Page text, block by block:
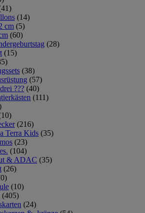
(14)
cm (5)
(60)
(28)
(15)
(38)
(57)
??? (40)
(111)
(216)
Terra Kids (35)
(23)
(104)
& ADAC (35)
(26)
(10)
(405)
(24)